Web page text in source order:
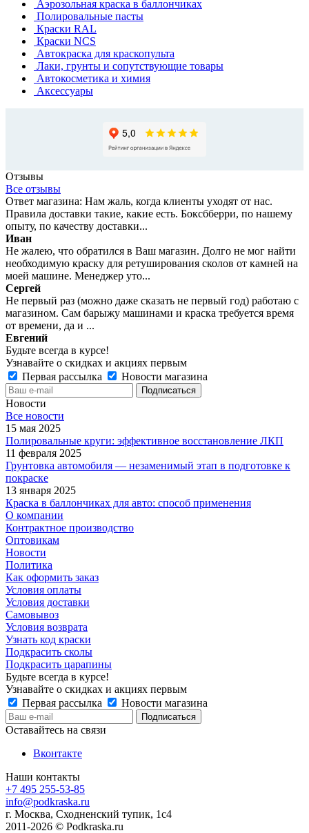
Аэрозольная краска в баллончиках
Полировальные пасты
Краски RAL
Краски NCS
Автокраска для краскопульта
Лаки, грунты и сопутствующие товары
Автокосметика и химия
Аксессуары
Отзывы
Все отзывы
Ответ магазина: Нам жаль, когда клиенты уходят от нас.
Правила доставки такие, какие есть. Боксбберри, по нашему
опыту, по качеству доставки...
Иван
Не жалею, что обратился в Ваш магазин. Долго не мог найти
необходимую краску для ретуширования сколов от камней на
моей машине. Менеджер уто...
Сергей
Не первый раз (можно даже сказать не первый год) работаю с
магазином. Сам барыжу машинами и краска требуется время
от времени, да и ...
Евгений
Будьте всегда в курсе!
Узнавайте о скидках и акциях первым
Первая рассылка
Новости магазина
Новости
Все новости
15 мая 2025
Полировальные круги: эффективное восстановление ЛКП
11 февраля 2025
Грунтовка автомобиля — незаменимый этап в подготовке к
покраске
13 января 2025
Краска в баллончиках для авто: способ применения
О компании
Контрактное производство
Оптовикам
Новости
Политика
Как оформить заказ
Условия оплаты
Условия доставки
Самовывоз
Условия возврата
Узнать код краски
Подкрасить сколы
Подкрасить царапины
Будьте всегда в курсе!
Узнавайте о скидках и акциях первым
Первая рассылка
Новости магазина
Оставайтесь на связи
Вконтакте
Наши контакты
+7 495 255-53-85
info@podkraska.ru
г. Москва, Сходненский тупик, 1с4
2011-2026 © Podkraska.ru